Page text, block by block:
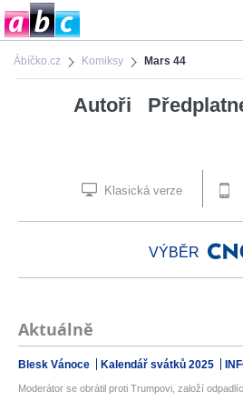
Ábíčko.cz Komiksy Mars 44
Autoři
Klasická verze
VÝBĚR
Aktuálně
Blesk Vánoce Kalendář svátků 2025
Moderátor se obrátil proti Trumpovi, založí